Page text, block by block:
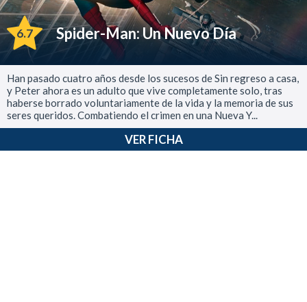
6.7 Spider-Man: Un Nuevo Día
Han pasado cuatro años desde los sucesos de Sin regreso a casa,
y Peter ahora es un adulto que vive completamente solo, tras
haberse borrado voluntariamente de la vida y la memoria de sus
seres queridos. Combatiendo el crimen en una Nueva Y...
VER FICHA